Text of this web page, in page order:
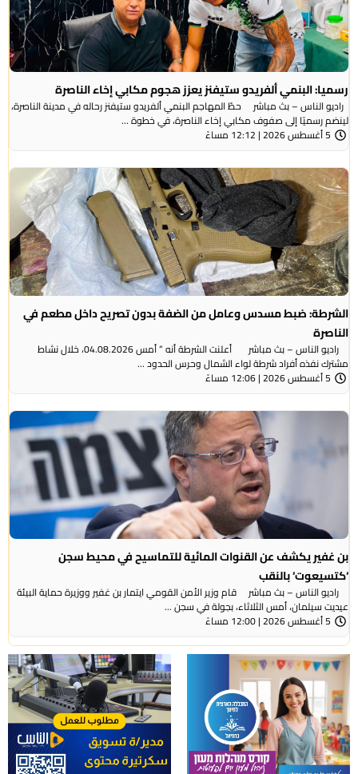
رسميا: البنمي ألفريدو ستيفنز يعزز هجوم مكابي إخاء الناصرة
راديو الناس – بث مباشر حطّ المهاجم البنمي ألفريدو ستيفنز رحاله في مدينة الناصرة،
لينضم رسميًا إلى صفوف مكابي إخاء الناصرة، في خطوة ...
5 أغسطس 2026 | 12:12 مساءً
الشرطة: ضبط مسدس وعامل من الضفة بدون تصريح داخل مطعم في
الناصرة
راديو الناس – بث مباشر أعلنت الشرطة أنه ” أمس 04.08.2026، خلال نشاط
مشترك نفذه أفراد شرطة لواء الشمال وحرس الحدود ...
5 أغسطس 2026 | 12:06 مساءً
بن غفير يكشف عن القنوات المائية للتماسيح في محيط سجن
‘كتسيعوت‘ بالنقب
راديو الناس – بث مباشر قام وزير الأمن القومي ايتمار بن غفير ووزيرة حماية البيئة
عيديت سيلمان، أمس الثلاثاء، بجولة في سجن ...
5 أغسطس 2026 | 12:00 مساءً